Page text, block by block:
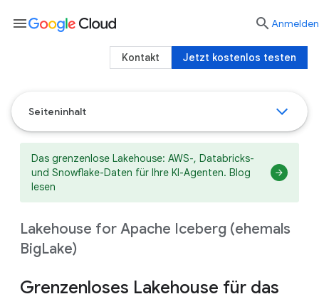
Seiteninhalt
Das grenzenlose Lakehouse: AWS-, Databricks-
und Snowflake-Daten für Ihre KI-Agenten. Blog
lesen
Lakehouse for Apache Iceberg (ehemals
BigLake)
Grenzenloses Lakehouse für das
menu  Anmelden
Jetzt kostenlos testen
Kontakt